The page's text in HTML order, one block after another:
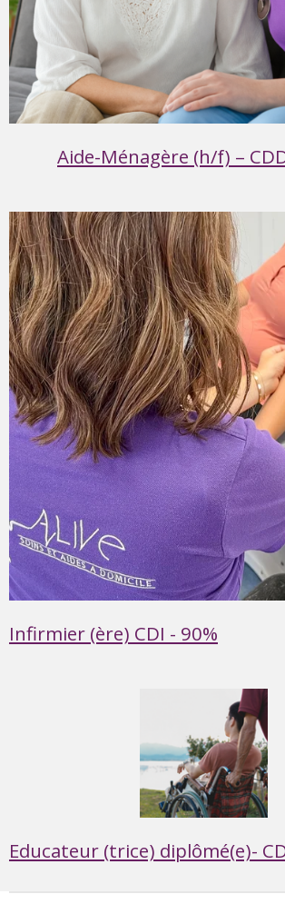
Aide-Ménagère (h/f) –
Infirmier (ère) CDI - 90%
Educateur (trice) diplômé(e)-